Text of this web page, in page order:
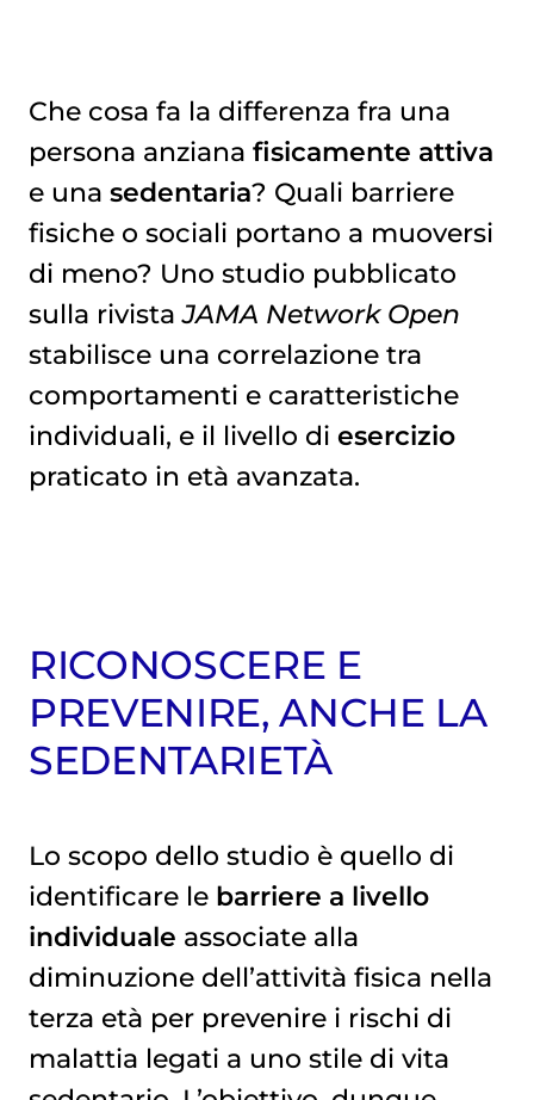
Che cosa fa la differenza fra una
persona anziana fisicamente attiva
e una sedentaria? Quali barriere
fisiche o sociali portano a muoversi
di meno? Uno studio pubblicato
sulla rivistaJAMA Network Open
stabilisce una correlazione tra
comportamenti e caratteristiche
individuali, e il livello di esercizio
praticato in età avanzata.
RICONOSCERE E
PREVENIRE, ANCHE LA
SEDENTARIETÀ
Lo scopo dello studio è quello di
identificare le barriere a livello
individuale associate alla
diminuzione dell’attività fisica nella
terza età per prevenire i rischi di
malattia legati a uno stile di vita